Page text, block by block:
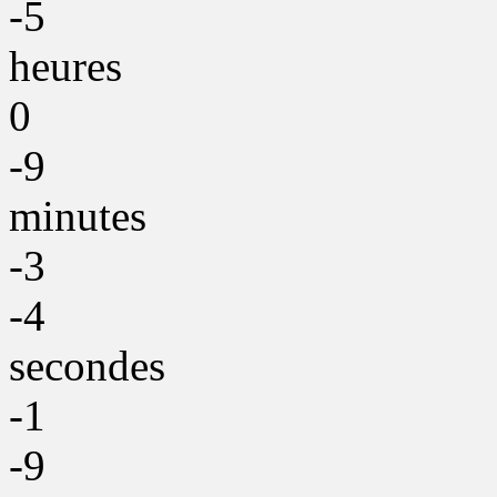
-5
heures
0
-9
minutes
-3
-4
secondes
-1
-9